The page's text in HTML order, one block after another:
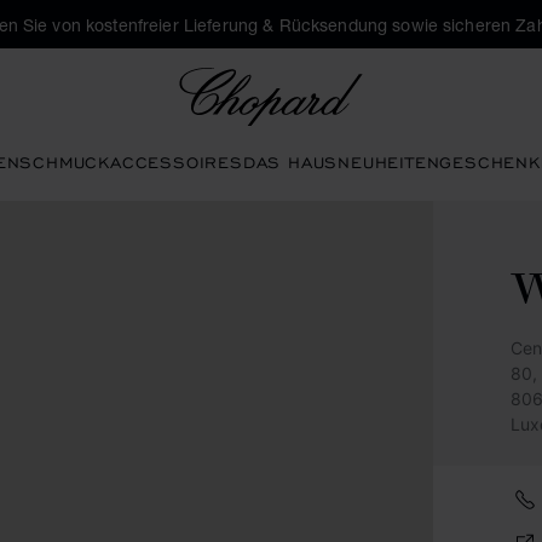
Sie von kostenfreier Lieferung & Rücksendung sowie sicheren
SCHMUCKACCESSOIRESDAS HAUSNEUHEITEN
80,